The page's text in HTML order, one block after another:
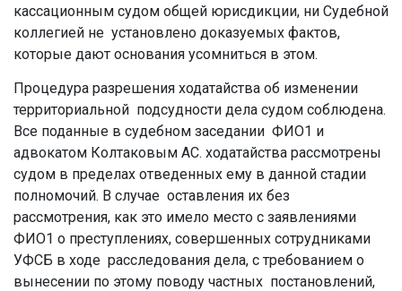
кассационным судом общей юрисдикции, ни Судебной
коллегией не установлено доказуемых фактов,
которые дают основания усомниться в этом.
Процедура разрешения ходатайства об изменении
территориальной подсудности дела судом соблюдена.
Все поданные в судебном заседании ФИО1 и
адвокатом Колтаковым АС. ходатайства рассмотрены
судом в пределах отведенных ему в данной стадии
полномочий. В случае оставления их без
рассмотрения, как это имело место с заявлениями
ФИО1 о преступлениях, совершенных сотрудниками
УФСБ в ходе расследования дела, с требованием о
вынесении по этому поводу частных постановлений,